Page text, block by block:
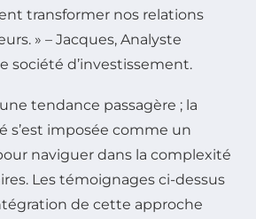
transformer nos relations
» – Jacques, Analyste
société d’investissement.
tendance passagère ; la
s’est imposée comme un
naviguer dans la complexité
Les témoignages ci-dessus
de cette approche